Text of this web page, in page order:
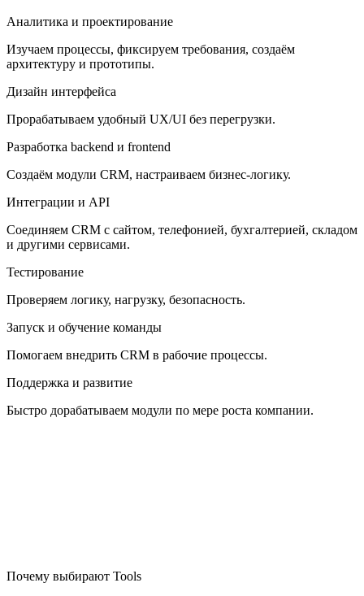
Аналитика и проектирование
Изучаем процессы, фиксируем требования, создаём
архитектуру и прототипы.
Дизайн интерфейса
Прорабатываем удобный UX/UI без перегрузки.
Разработка backend и frontend
Создаём модули CRM, настраиваем бизнес-логику.
Интеграции и API
Соединяем CRM с сайтом, телефонией, бухгалтерией, складом
и другими сервисами.
Тестирование
Проверяем логику, нагрузку, безопасность.
Запуск и обучение команды
Помогаем внедрить CRM в рабочие процессы.
Поддержка и развитие
Быстро дорабатываем модули по мере роста компании.
Почему выбирают Tools